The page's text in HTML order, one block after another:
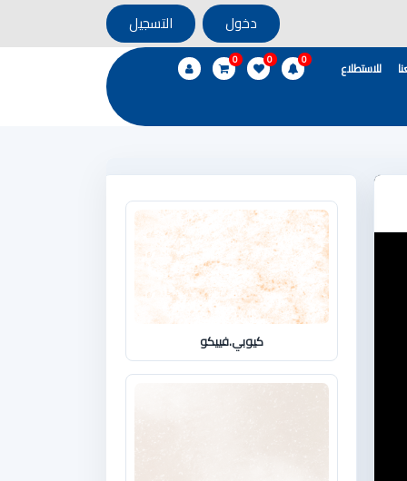
دخول التسجيل
للاستطلاع 0
0
0
كيوبي.فييكو